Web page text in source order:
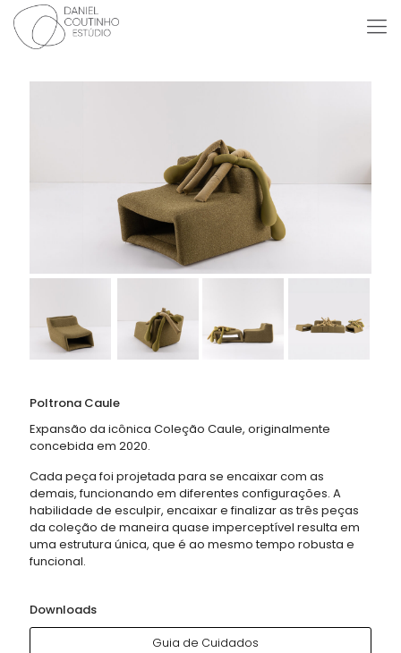
Poltrona Caule
Expansão da icônica Coleção Caule, originalmente
concebida em 2020.
Cada peça foi projetada para se encaixar com as
demais, funcionando em diferentes configurações. A
habilidade de esculpir, encaixar e finalizar as três peças
da coleção de maneira quase imperceptível resulta em
uma estrutura única, que é ao mesmo tempo robusta e
funcional.
Downloads
Guia de Cuidados